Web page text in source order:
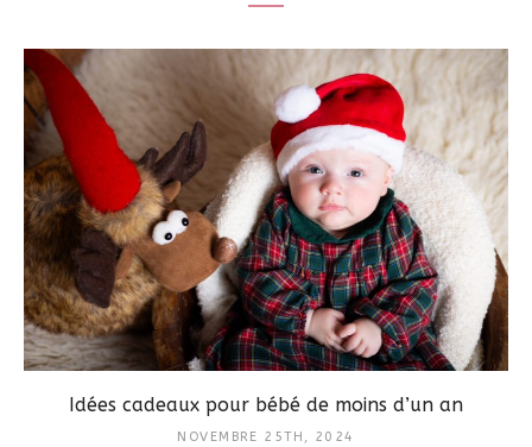
Idées cadeaux pour bébé de moins d’un an
NOVEMBRE 25TH, 2024